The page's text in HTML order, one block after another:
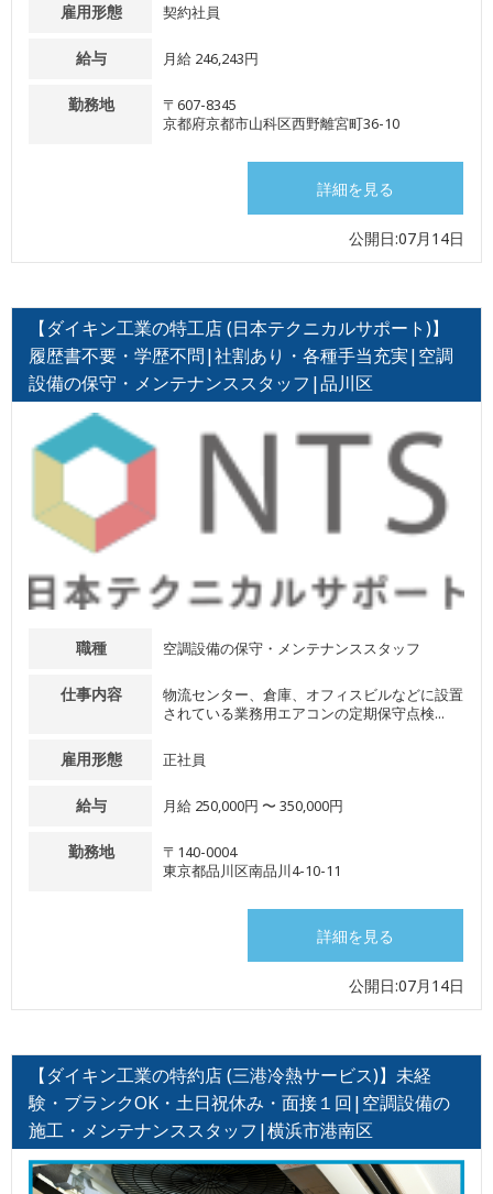
雇用形態 契約社員
給与 月給 246,243円
勤務地
〒607-8345
京都府京都市山科区西野離宮町36-10
詳細を見る
公開日:07月14日
【ダイキン工業の特工店 (日本テクニカルサポート)】
履歴書不要・学歴不問|社割あり・各種手当充実|空調
設備の保守・メンテナンススタッフ|品川区
職種 空調設備の保守・メンテナンススタッフ
仕事内容
物流センター、倉庫、オフィスビルなどに設置
されている業務用エアコンの定期保守点検...
雇用形態 正社員
給与 月給 250,000円 〜 350,000円
勤務地
〒140-0004
東京都品川区南品川4-10-11
詳細を見る
公開日:07月14日
【ダイキン工業の特約店 (三港冷熱サービス)】未経
験・ブランクOK・土日祝休み・面接１回|空調設備の
施工・メンテナンススタッフ|横浜市港南区